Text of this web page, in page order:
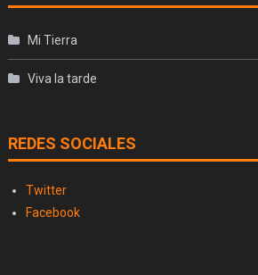
Mi Tierra
Viva la tarde
REDES SOCIALES
Twitter
Facebook